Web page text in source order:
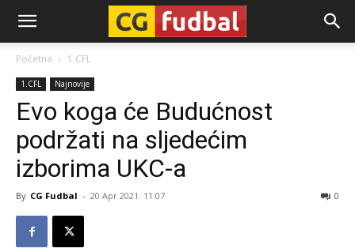
CG-
Fudbal
Početna 1.CFL
1.CFL Najnovije
Evo koga će Budućnost
podržati na sljedećim
izborima UKC-a
By CG Fudbal - 20 Apr 2021. 11:07 0